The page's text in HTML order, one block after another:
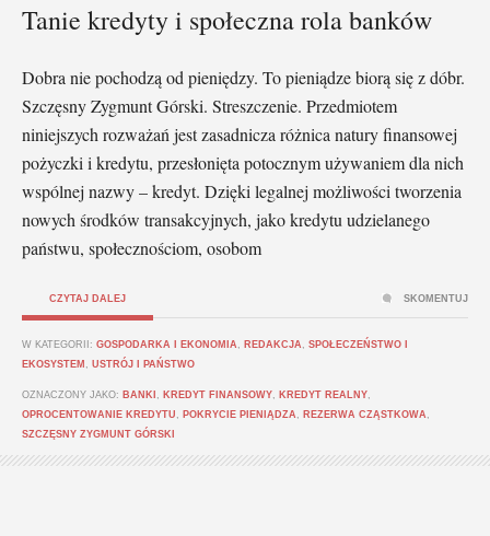
Tanie kredyty i społeczna rola banków
Dobra nie pochodzą od pieniędzy. To pieniądze biorą się z dóbr.
Szczęsny Zygmunt Górski. Streszczenie. Przedmiotem
niniejszych rozważań jest zasadnicza różnica natury finansowej
pożyczki i kredytu, przesłonięta potocznym używaniem dla nich
wspólnej nazwy – kredyt. Dzięki legalnej możliwości tworzenia
nowych środków transakcyjnych, jako kredytu udzielanego
państwu, społecznościom, osobom
CZYTAJ DALEJ
W KATEGORII: GOSPODARKA I EKONOMIA REDAKCJA
SPOŁECZEŃSTWO I
EKOSYSTEM
USTRÓJ I PAŃSTWO
OZNACZONY JAKO: BANKI KREDYT FINANSOWY KREDYT REALNY
OPROCENTOWANIE KREDYTU
POKRYCIE PIENIĄDZA REZERWA CZĄSTKOWA
SZCZĘSNY ZYGMUNT GÓRSKI
SKOMENTUJ